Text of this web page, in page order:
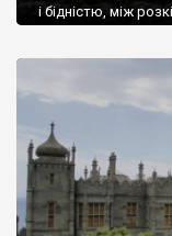
і бідністю, між